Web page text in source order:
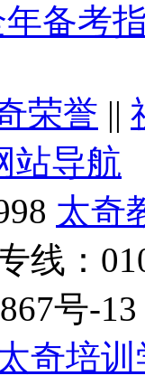
备考
荣誉 ||
站导航
太奇
线：
号-13
奇培训